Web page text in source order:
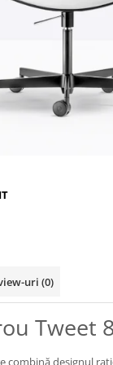
uri (0)
Tweet
combină designul